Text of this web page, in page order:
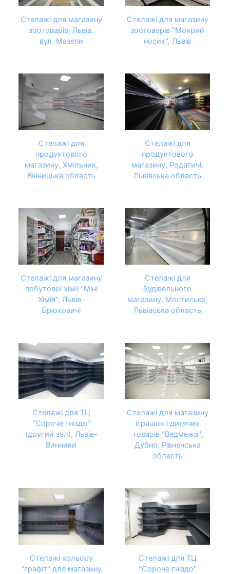
Стелажі для магазину
зоотоварів, Львів,
вул. Мазепи
Стелажі для магазину
зоотоварів ''Мокрий
носик'', Львів
Стелажі для
продуктового
магазину, Хмільник,
Вінницька область
Стелажі для
продуктового
магазину, Родатичі,
Львівська область
Стелажі для магазину
побутової хімії ''Міні
Хімія'', Львів-
Брюховичі
Стелажі для
будівельного
магазину, Мостиська,
Львівська область
Стелажі для ТЦ
''Сороче гніздо''
(другий зал), Львів-
Винники
Стелажі для магазину
іграшок і дитячих
товарів ''Ведмежа'',
Дубно, Рівненська
область
Стелажі кольору
''графіт'' для магазину
Стелажі для ТЦ
''Сороче гніздо''